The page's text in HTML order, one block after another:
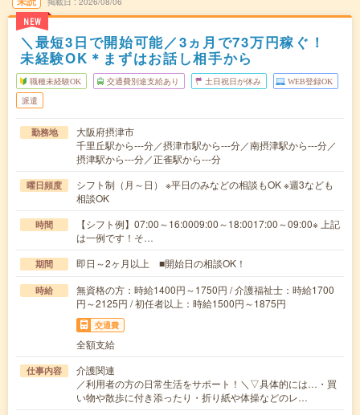
NEW
＼最短3日で開始可能／3ヵ月で73万円稼ぐ！
未経験OK＊まずはお話し相手から
職種未経験OK 交通費別途支給あり 土日祝日が休み WEB登録OK
派遣
勤務地
大阪府摂津市
千里丘駅から---分／摂津市駅から---分／南摂津駅から---分／
摂津駅から---分／正雀駅から---分
曜日頻度
シフト制（月～日） ※平日のみなどの相談もOK ※週3なども
相談OK
時間
【シフト例】07:00～16:0009:00～18:0017:00～09:00※ 上記
は一例です！そ…
期間 即日～2ヶ月以上 ■開始日の相談OK！
時給
無資格の方：時給1400円～1750円 / 介護福祉士：時給1700
円～2125円 / 初任者以上：時給1500円～1875円
交通費
全額支給
仕事内容
介護関連
／利用者の方の日常生活をサポート！＼▽具体的には…・買
い物や散歩に付き添ったり・折り紙や体操などのレ…